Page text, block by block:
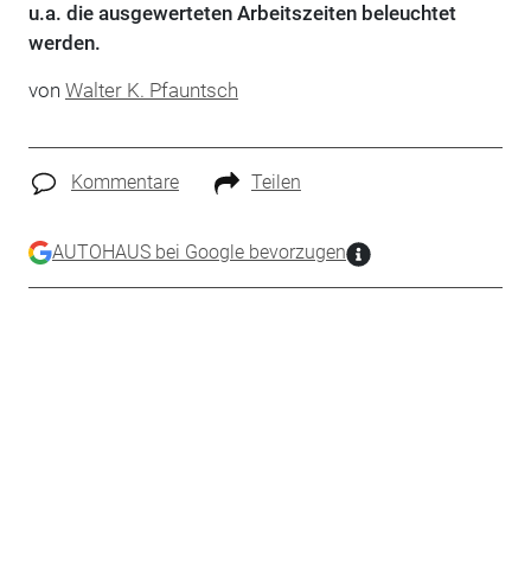
u.a. die ausgewerteten Arbeitszeiten beleuchtet
werden.
von Walter K. Pfauntsch
Kommentare Teilen
AUTOHAUS bei Google bevorzugen